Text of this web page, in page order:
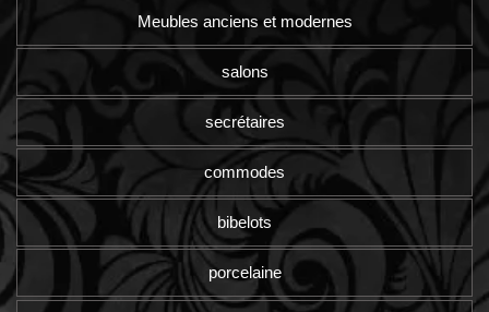
Meubles anciens et modernes
salons
secrétaires
commodes
bibelots
porcelaine